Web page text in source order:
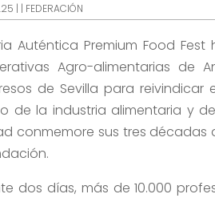
| | FEDERACIÓN
Auténtica Premium Food
Agro-alimentarias de
de Sevilla para
de la industria alimentaria y
conmemore sus tres décadas
dos días, más de 10.000